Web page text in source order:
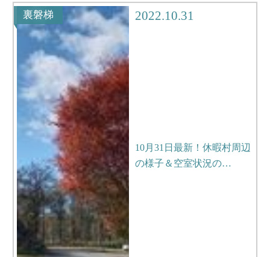
裏磐梯 2022.10.31
10月31日最新！休暇村周辺
の様子＆空室状況の…